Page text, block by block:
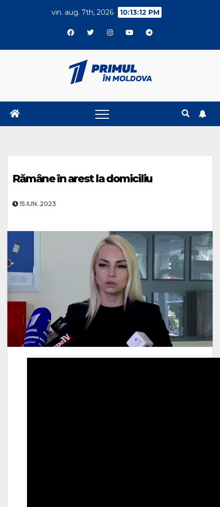
vin. aug. 7th, 2026 10:13:13 PM
Rămâne în arest la domiciliu
15.IUN..2023